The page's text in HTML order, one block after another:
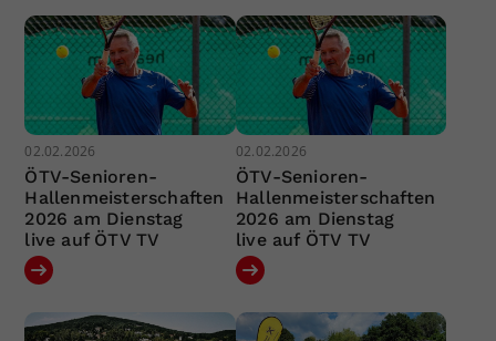
02.02.2026
ÖTV-Senioren-
Hallenmeisterschaften
2026 am Dienstag
live auf ÖTV TV
02.02.2026
ÖTV-Senioren-
Hallenmeisterschaften
2026 am Dienstag
live auf ÖTV TV